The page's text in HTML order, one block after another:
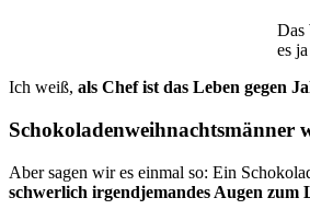
Das
es
Ich weiß, als Chef ist das Leben gegen
Schokoladenweihnachtsmänner
Aber sagen wir es einmal so: Ein
schwerlich irgendjemandes Augen zum